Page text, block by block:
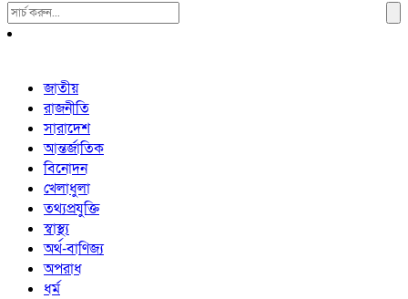
Search
For:
জাতীয়
রাজনীতি
সারাদেশ
আন্তর্জাতিক
বিনোদন
খেলাধুলা
তথ্যপ্রযুক্তি
স্বাস্থ্য
অর্থ-বাণিজ্য
অপরাধ
ধর্ম